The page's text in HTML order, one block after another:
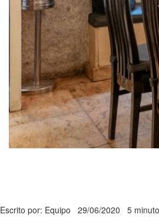
Escrito por: Equipo 29/06/2020 5